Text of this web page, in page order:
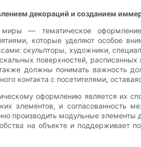
декораций и созданием
— тематическое
которые уделяют особое
скульпторы, художники,
поверхностей,
должны понимать важность
контакта с посетителями,
оформлению является их
элементов, и
производить модульные элементы
на объекте и поддерживает